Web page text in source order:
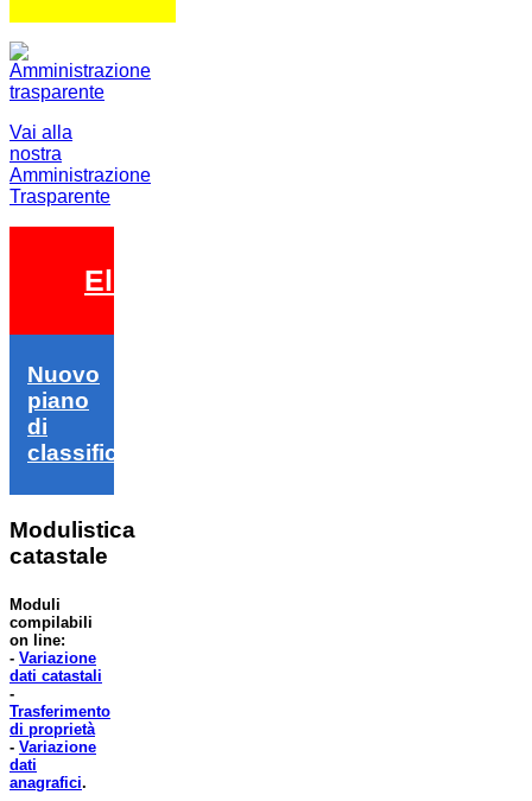
Vai alla
nostra
Amministrazione
Trasparente
Elezioni 2026
Nuovo
piano
di
classifica
Modulistica
catastale
Moduli
compilabili
on line:
- Variazione
dati catastali
-
Trasferimento
di proprietà
- Variazione
dati
anagrafici.